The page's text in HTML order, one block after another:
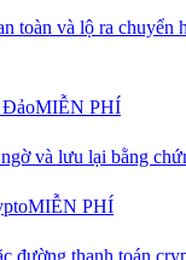
toàn và lộ ra chuyển
ĐảoMIỄN PHÍ
và lưu lại bằng
MIỄN PHÍ